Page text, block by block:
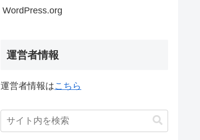
WordPress.org
運営者情報
運営者情報はこちら